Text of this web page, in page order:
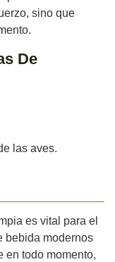
sino que
De
las aves.
es vital para el
bebida modernos
en todo momento,